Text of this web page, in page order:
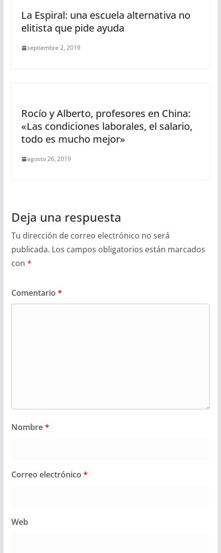
La Espiral: una escuela alternativa no
elitista que pide ayuda
septiembre 2, 2019
Rocío y Alberto, profesores en China:
«Las condiciones laborales, el salario,
todo es mucho mejor»
agosto 26, 2019
Deja una respuesta
Tu dirección de correo electrónico no será
publicada. Los campos obligatorios están marcados
con *
Comentario *
Nombre*
Correo electrónico *
Web